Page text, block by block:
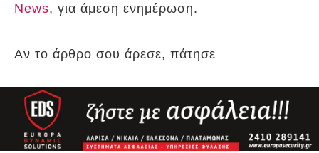
News, για άμεση ενημέρωση.
Αν το άρθρο σου άρεσε, πάτησε